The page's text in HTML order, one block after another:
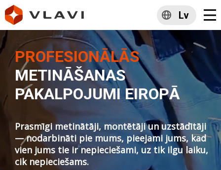
Lv
PROFESIONĀLĀS
METINĀŠANAS
PAKALPOJUMI EIROPĀ
Prasmīgi metinātāji, montētāji un uzstādītāji
— nodarbināti pie mums, pieejami jums, kad
vien jums tie ir nepieciešami, uz tik ilgu laiku,
cik nepieciešams.